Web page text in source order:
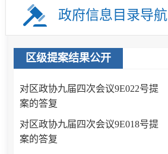
政府信息目录导航
区级提案结果公开
对区政协九届四次会议9E022号提
案的答复
对区政协九届四次会议9E018号提
案的答复